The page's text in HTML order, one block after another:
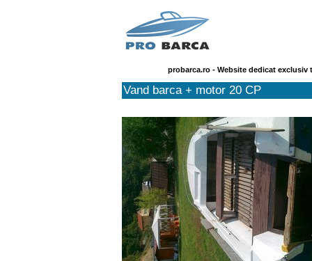
probarca.ro - Website dedicat
Vand barca + motor 20 CP